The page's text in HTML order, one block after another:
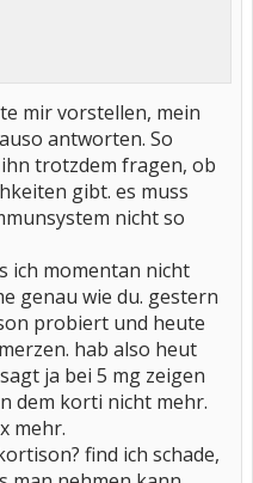
Werde dann nächste
Bekommt man die
mir vorstellen, mein
antworten. So
trotzdem fragen, ob
gibt. es muss
nicht so
ich momentan nicht
genau wie du. gestern
probiert und heute
hab also heut
ja bei 5 mg zeigen
dem korti nicht mehr.
mehr.
find ich schade,